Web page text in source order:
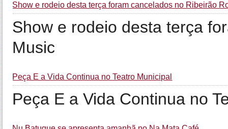
Show e rodeio desta terça foram cancelados no Ribeirão
Show e rodeio desta terça
Music
Peça E a Vida Continua no Teatro Municipal
Peça E a Vida Continua no